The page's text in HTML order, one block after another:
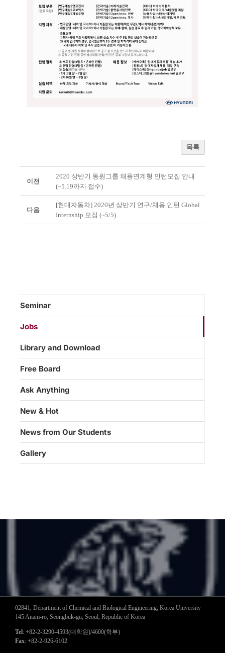
목록
이전
2020 상반기 동원그룹 채용연계형 인턴모집 안내
(~5.19까지 접수)
다음
[현대자동차] 2020년 상반기 연구/채용 인턴 Global
Internship 모집 (~5/5)
Seminar
Jobs
Library and Download
Free Board
Ask Anything
New & Hot
News from Our Students
Gallery
02841, Department of Chemical and Biological Engineering, Korea University
145 Anam-ro, Seongbuk-gu, Seoul, Republic of Korea
Tel: +82-2-3290-4593(대학원)/4600(학부)
Fax: +82-2-926-6102